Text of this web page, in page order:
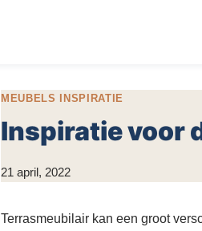
MEUBELS INSPIRATIE
Inspiratie voor
Door
Sneijder
21 april, 2022
Terrasmeubilair kan een groot